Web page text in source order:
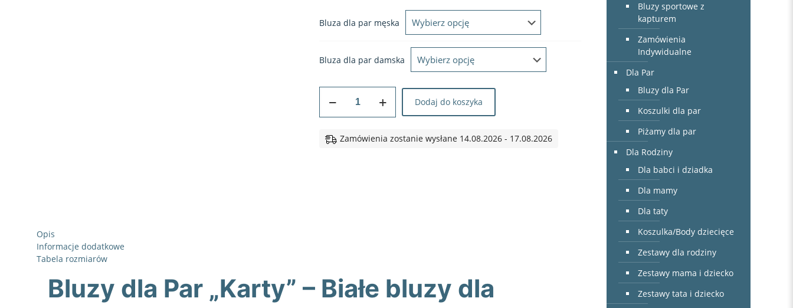
Bluza dla par męska
Bluza dla par damska
BLUZY
DLA
KARTY
Dodaj do koszyka
Zamówienia zostanie wysłane 14.08.2026 - 17.08.2026
Opis
Informacje dodatkowe
Tabela rozmiarów
Bluzy dla Par „Karty” – Białe bluzy dla
Bluzy sportowe z
kapturem
Zamówienia
Indywidualne
Dla Par
Bluzy dla Par
Koszulki dla par
Piżamy dla par
Dla Rodziny
Dla babci i dziadka
Dla mamy
Dla taty
Koszulka/Body dziecięce
Zestawy dla rodziny
Zestawy mama i dziecko
Zestawy tata i dziecko